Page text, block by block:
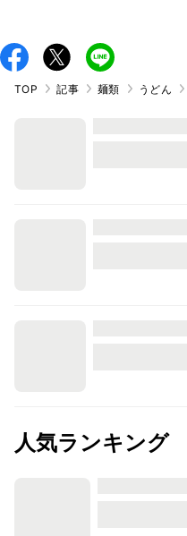
TOP 記事 麺類 うどん
人気ランキング